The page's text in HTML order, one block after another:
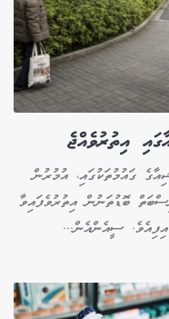
އިތުރުވެއްޖެ
ގައުމުތަކުގައި، އުމުރުން
ބޮޑުތަނުން އިތުރުވެފައިވާ
ސީއެންއެން...